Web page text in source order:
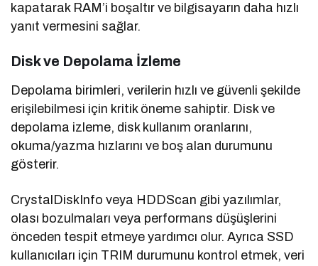
kapatarak RAM’i boşaltır ve bilgisayarın daha hızlı
yanıt vermesini sağlar.
Disk ve Depolama İzleme
Depolama birimleri, verilerin hızlı ve güvenli şekilde
erişilebilmesi için kritik öneme sahiptir. Disk ve
depolama izleme, disk kullanım oranlarını,
okuma/yazma hızlarını ve boş alan durumunu
gösterir.
CrystalDiskInfo veya HDDScan gibi yazılımlar,
olası bozulmaları veya performans düşüşlerini
önceden tespit etmeye yardımcı olur. Ayrıca SSD
kullanıcıları için TRIM durumunu kontrol etmek, veri